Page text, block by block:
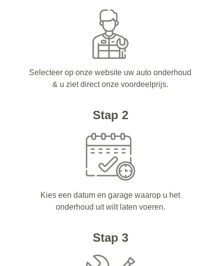
Selecteer op onze website uw auto onderhoud
& u ziet direct onze voordeelprijs.
Stap 2
Kies een datum en garage waarop u het
onderhoud uit wilt laten voeren.
Stap 3